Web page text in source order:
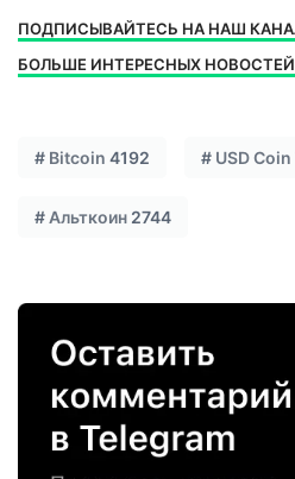
ПОДПИСЫВАЙТЕСЬ НА НАШ
БОЛЬШЕ ИНТЕРЕСНЫХ
# Bitcoin 4192 # USD Coin
# Альткоин 2744